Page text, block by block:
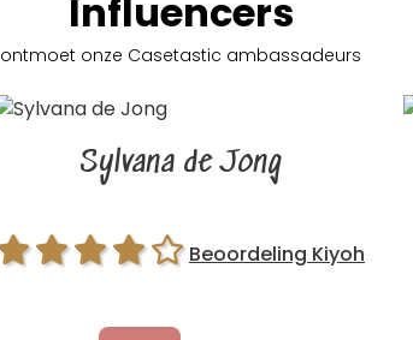
Influencers
ontmoet onze Casetastic ambassadeurs
Sylvana de Jong
Beoordeling Kiyoh